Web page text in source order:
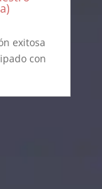
exitosa
con